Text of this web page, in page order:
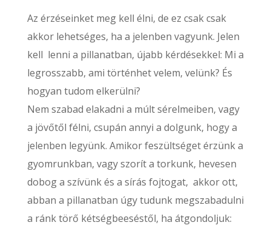
Az érzéseinket meg kell élni, de ez csak csak
akkor lehetséges, ha a jelenben vagyunk. Jelen
kell lenni a pillanatban, újabb kérdésekkel: Mi a
legrosszabb, ami történhet velem, velünk? És
hogyan tudom elkerülni?
Nem szabad elakadni a múlt sérelmeiben, vagy
a jövőtől félni, csupán annyi a dolgunk, hogy a
jelenben legyünk. Amikor feszültséget érzünk a
gyomrunkban, vagy szorít a torkunk, hevesen
dobog a szívünk és a sírás fojtogat, akkor ott,
abban a pillanatban úgy tudunk megszabadulni
a ránk törő kétségbeeséstől, ha átgondoljuk: